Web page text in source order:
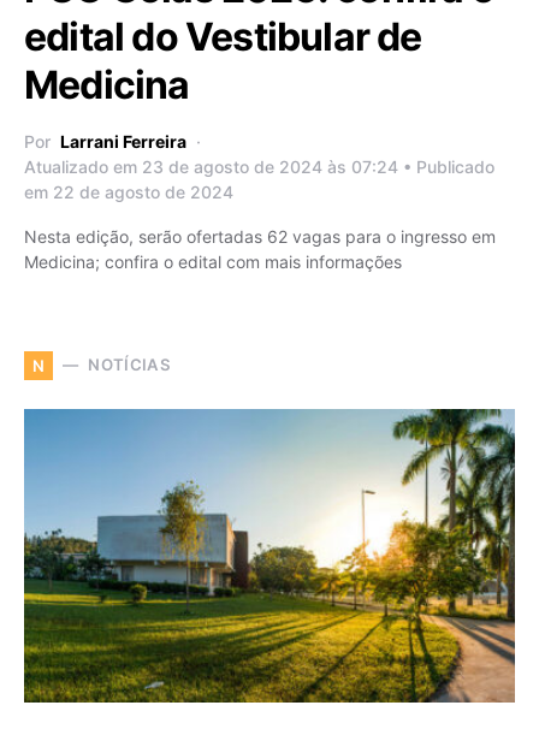
edital do Vestibular de
Medicina
Por Larrani Ferreira
Atualizado em 23 de agosto de 2024 às 07:24 • Publicado
em 22 de agosto de 2024
Nesta edição, serão ofertadas 62 vagas para o ingresso em
Medicina; confira o edital com mais informações
N NOTÍCIAS